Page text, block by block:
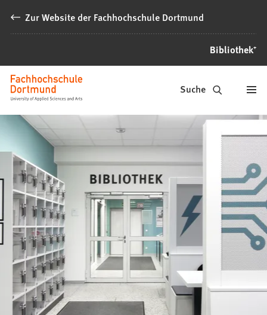
Inhalt anspringen
Zur Website der Fachhochschule Dortmund
Bibliothek⁺
Bibliothek⁺
Suche